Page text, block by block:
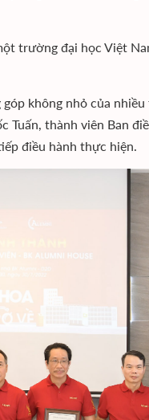
trường đại học Việt
không nhỏ của
thành viên Ban
điều hành thực hiện.